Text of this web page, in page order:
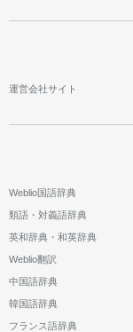
運営会社サイト
Weblio国語辞典
類語・対義語辞典
英和辞典・和英辞典
Weblio翻訳
中国語辞典
韓国語辞典
フランス語辞典